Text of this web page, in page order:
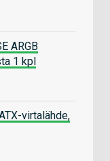
ARGB
1 kpl
virtalähde,